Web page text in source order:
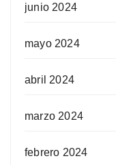
junio 2024
mayo 2024
abril 2024
marzo 2024
febrero 2024